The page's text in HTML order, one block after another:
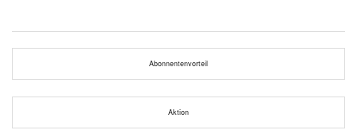
Abonnentenvorteil
Aktion